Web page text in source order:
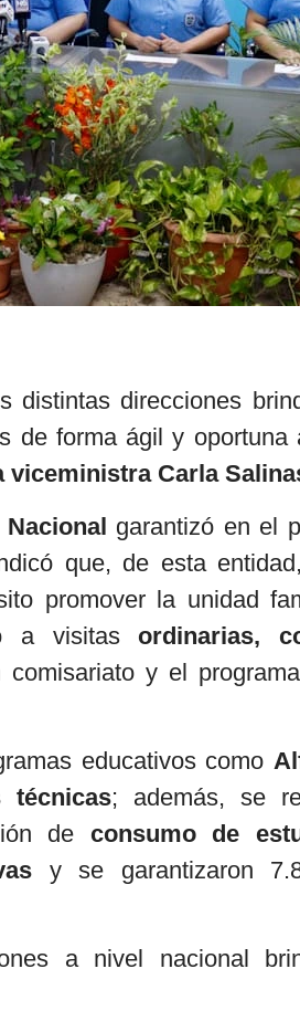
distintas direcciones
de forma ágil y oportuna
viceministra Carla
garantizó en el
que, de esta
promover la unidad
a visitasordinarias,
comisariato y el
educativos como
técnicas; además, se
de consumo de
y se garantizaron
a nivel nacional